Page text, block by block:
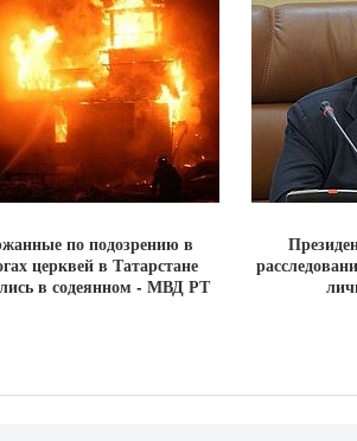
по подозрению в
церквей в Татарстане
в содеянном - МВД РТ